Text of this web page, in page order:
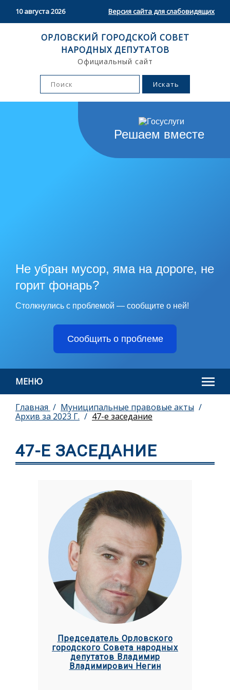
10 августа 2026 Версия сайта для слабовидящих
ОРЛОВСКИЙ ГОРОДСКОЙ СОВЕТ
НАРОДНЫХ ДЕПУТАТОВ
Официальный сайт
Решаем вместе
Не убран мусор, яма на дороге, не
горит фонарь?
Столкнулись с проблемой — сообщите о ней!
Сообщить о проблеме
МЕНЮ
Главная
Муниципальные правовые акты
Архив за 2023 Г.
47-е заседание
47-Е ЗАСЕДАНИЕ
Председатель Орловского
городского Совета народных
депутатов Владимир
Владимирович Негин